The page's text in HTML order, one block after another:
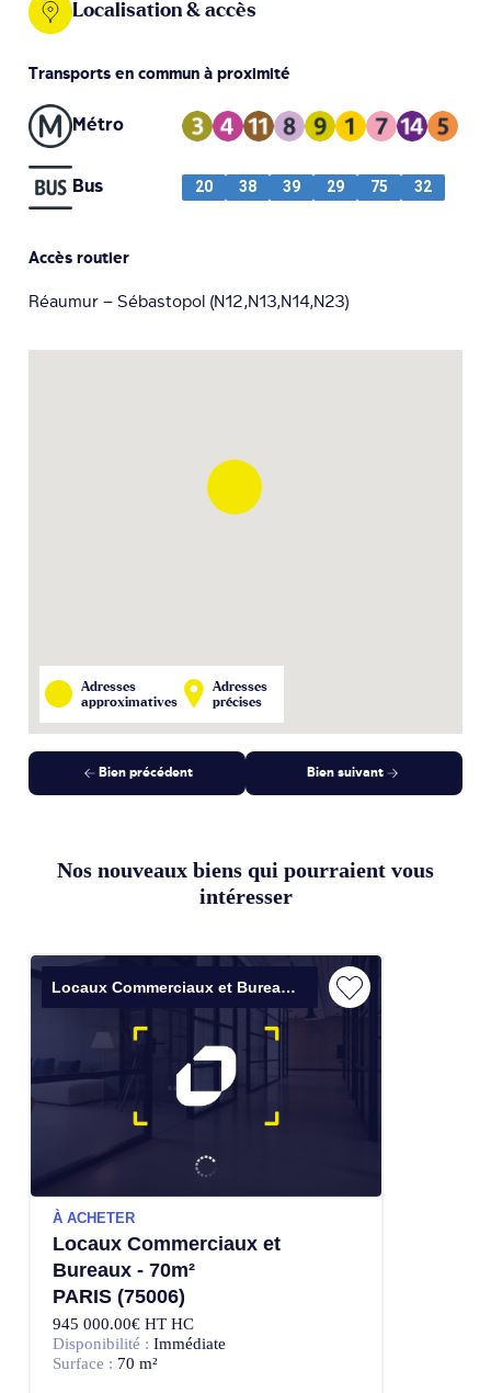
Localisation & accès
Transports en commun à proximité
Métro
Bus 20 38 39 29 75 32
Accès routier
Réaumur – Sébastopol (N12,N13,N14,N23)
Adresses
approximatives
Adresses
précises
Bien précédent Bien suivant
Nos nouveaux biens qui pourraient vous
intéresser
Locaux Commerciaux et Bureaux
À ACHETER
Locaux Commerciaux et
Bureaux - 70m²
PARIS (75006)
945 000.00€ HT HC
Disponibilité : Immédiate
Surface : 70 m²